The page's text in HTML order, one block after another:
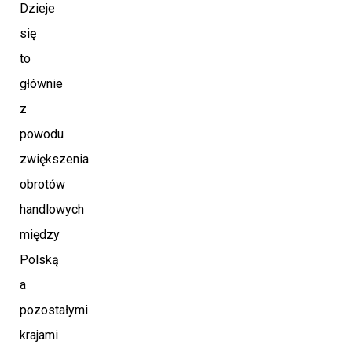
Dzieje
się
to
głównie
z
powodu
zwiększenia
obrotów
handlowych
między
Polską
a
pozostałymi
krajami